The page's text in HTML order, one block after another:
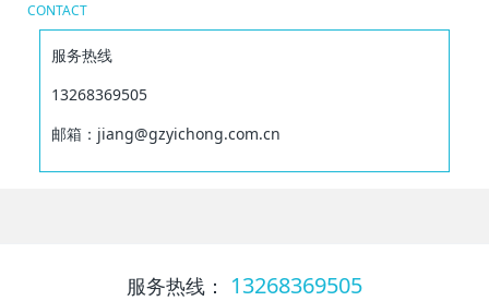
CONTACT
服务热线
13268369505
邮箱：jiang@gzyichong.com.cn
服务热线： 13268369505